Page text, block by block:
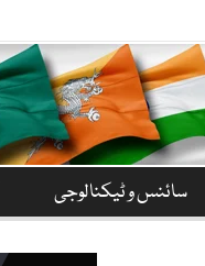
سائنس و ٹیکنالوجی